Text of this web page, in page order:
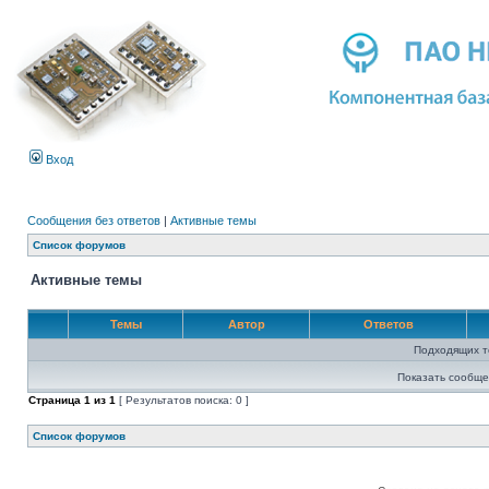
Вход
Сообщения без ответов | Активные темы
Список форумов
Активные темы
Темы Автор Ответов
Подходящих
Показать
Страница 1 из 1 [ Результатов поиска: 0 ]
Список форумов